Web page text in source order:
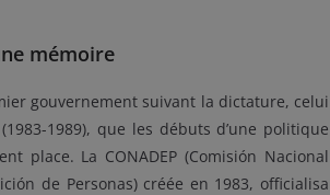
mémoire
gouvernement suivant la dictature, celui
1989), que les débuts d’une politique
place. La CONADEP (Comisión Nacional
de Personas) créée en 1983, officialisa